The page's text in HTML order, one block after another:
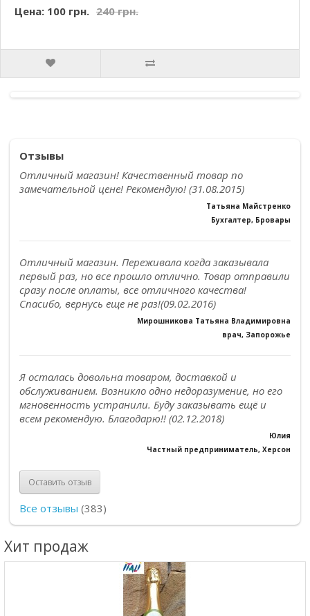
Цена: 100 грн. 240 грн.
Отзывы
Отличный магазин! Качественный товар по
замечательной цене! Рекомендую! (31.08.2015)
Татьяна Майстренко
Бухгалтер, Бровары
Отличный магазин. Переживала когда заказывала
первый раз, но все прошло отлично. Товар отправили
сразу после оплаты, все отличного качества!
Спасибо, вернусь еще не раз!(09.02.2016)
Мирошникова Татьяна Владимировна
врач, Запорожье
Я осталась довольна товаром, доставкой и
обслуживанием. Возникло одно недоразумение, но его
мгновенность устранили. Буду заказывать ещё и
всем рекомендую. Благодарю!! (02.12.2018)
Юлия
Частный предприниматель, Херсон
Оставить отзыв
Все отзывы (383)
Хит продаж